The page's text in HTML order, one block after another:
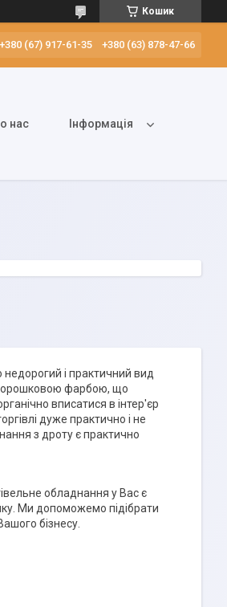
Кошик
+380 (67) 917-61-35 +380 (63) 878-47-66
нас Інформація
і практичний вид
порошковою фарбою, що
вписатися в інтер'єр
дуже практично і не
з дроту є практично
обладнання у Вас є
Ми допоможемо підібрати
бізнесу.